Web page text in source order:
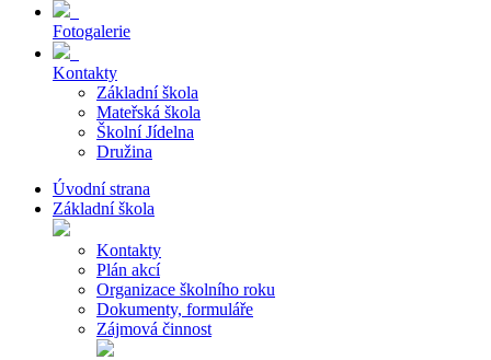
Fotogalerie
Kontakty
Základní škola
Mateřská škola
Školní Jídelna
Družina
Úvodní strana
Základní škola
Kontakty
Plán akcí
Organizace školního roku
Dokumenty, formuláře
Zájmová činnost